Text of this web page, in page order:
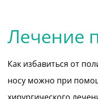
Лечение
Как избавиться от
носу можно при